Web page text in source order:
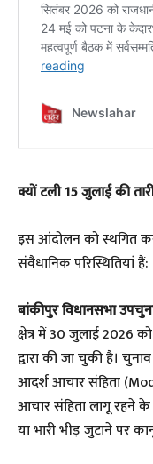
​क्यों टली 15 जुलाई की
​इस आंदोलन को स्थगित
संवैधानिक परिस्थितियां हैं:
बांकीपुर विधानसभा
क्षेत्र में 30 जुलाई 2026
द्वारा की जा चुकी है।
आदर्श आचार संहिता
आचार संहिता लागू रहने के
या भारी भीड़ जुटाने पर